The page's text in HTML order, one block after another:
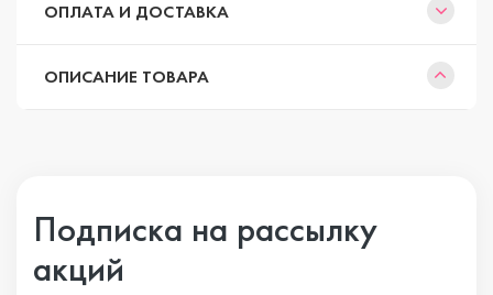
ОПЛАТА И ДОСТАВКА
ОПИСАНИЕ ТОВАРА
Подписка на рассылку
акций